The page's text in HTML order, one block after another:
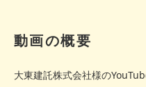
動画の概要
大東建託株式会社様の